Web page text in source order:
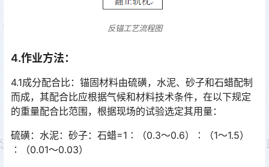
反锚工艺流程图
4.作业方法：
4.1成分配合比：锚固材料由硫磺，水泥、砂子和石蜡配制
而成，其配合比应根据气候和材料技术条件，在以下规定
的重量配合比范围，根据现场的试验选定其用量：
硫磺：水泥：砂子：石蜡=1∶（0.3～0.6）∶（1～1.5）
∶（0.01～0.03）